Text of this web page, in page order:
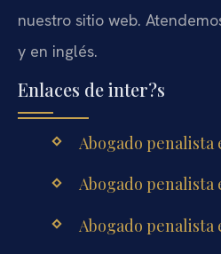
nuestro sitio web.
y en inglés.
Enlaces de inter?s
Abogado penalista
Abogado penalista
Abogado penalista